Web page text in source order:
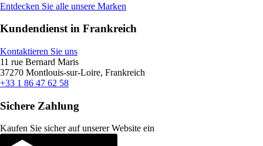
Entdecken Sie alle unsere Marken
Kundendienst in Frankreich
Kontaktieren Sie uns
11 rue Bernard Maris
37270 Montlouis-sur-Loire, Frankreich
+33 1 86 47 62 58
Sichere Zahlung
Kaufen Sie sicher auf unserer Website ein